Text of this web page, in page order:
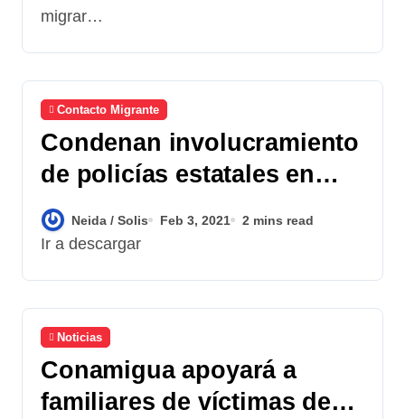
migrar…
Contacto Migrante
Condenan involucramiento
de policías estatales en
masacre contra migrantes
en Tamaulipas, México
Neida / Solis Feb 3, 2021 2 mins read
Ir a descargar
Noticias
Conamigua apoyará a
familiares de víctimas de